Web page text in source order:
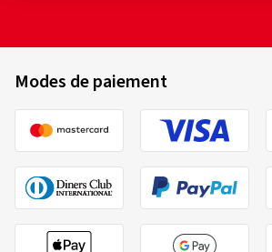
Modes de paiement